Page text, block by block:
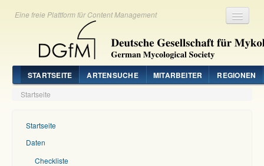
Eine freie Plattform für Content Management
STARTSEITE ARTENSUCHE MITARBEITER REGIONEN
Startseite
Startseite
Daten
Checkliste